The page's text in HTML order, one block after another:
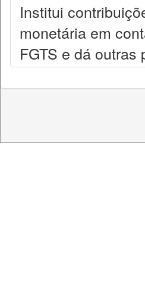
Institui
monetária em
FGTS e dá outras